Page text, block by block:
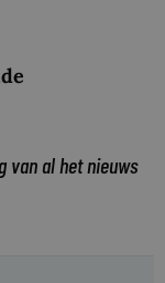
van al het nieuws